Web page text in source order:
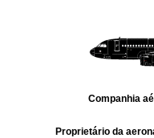
Companhia
Proprietário da